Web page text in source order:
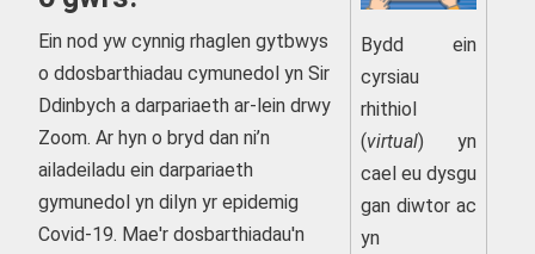
Bydd ein
cyrsiau
rhithiol
(virtual) yn
cael eu dysgu
gan diwtor ac
yn
Ein nod yw cynnig rhaglen gytbwys
o ddosbarthiadau cymunedol yn Sir
Ddinbych a darpariaeth ar-lein drwy
Zoom. Ar hyn o bryd dan ni’n
ailadeiladu ein darpariaeth
gymunedol yn dilyn yr epidemig
Covid-19. Mae'r dosbarthiadau'n